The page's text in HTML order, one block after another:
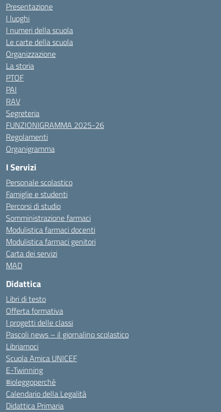
Presentazione
I luoghi
I numeri della scuola
Le carte della scuola
Organizzazione
La storia
PTOF
PAI
RAV
Segreteria
FUNZIONIGRAMMA 2025-26
Regolamenti
Organigramma
I Servizi
Personale scolastico
Famiglie e studenti
Percorsi di studio
Somministrazione farmaci
Modulistica farmaci docenti
Modulistica farmaci genitori
Carta dei servizi
MAD
Didattica
Libri di testo
Offerta formativa
I progetti delle classi
Pascoli news – il giornalino scolastico
Libriamoci
Scuola Amica UNICEF
E-Twinning
#ioleggoperchè
Calendario della Legalità
Didattica Primaria